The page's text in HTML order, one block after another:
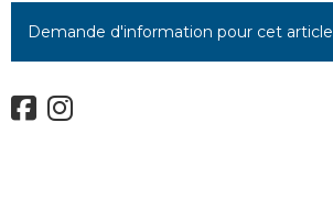
Demande d'information pour cet article